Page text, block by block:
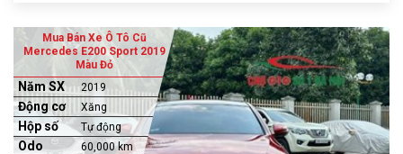
Mua Bán Xe Ô Tô Cũ
Mercedes E200 Sport 2019
Màu Đỏ
Năm SX 2019
Động cơ Xăng
Hộp số Tự động
Odo 60,000 km